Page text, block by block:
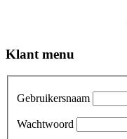
Klant menu
Gebruikersnaam
Wachtwoord